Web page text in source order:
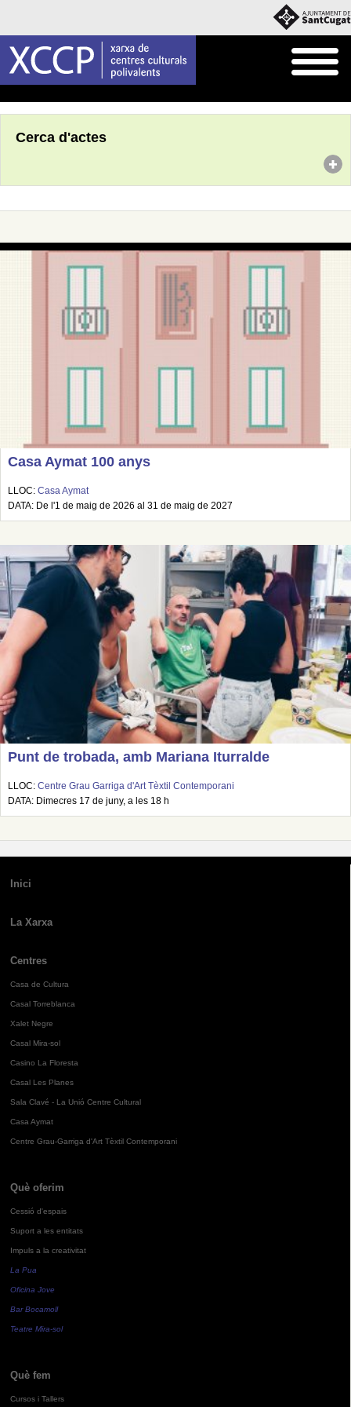
Cerca d'actes
Casa Aymat 100 anys
LLOC: Casa Aymat
DATA: De l'1 de maig de 2026 al 31 de maig de 2027
Punt de trobada, amb Mariana Iturralde
LLOC: Centre Grau Garriga d'Art Tèxtil Contemporani
DATA: Dimecres 17 de juny, a les 18 h
Inici
La Xarxa
Centres
Casa de Cultura
Casal Torreblanca
Xalet Negre
Casal Mira-sol
Casino La Floresta
Casal Les Planes
Sala Clavé - La Unió Centre Cultural
Casa Aymat
Centre Grau-Garriga d'Art Tèxtil Contemporani
Què oferim
Cessió d'espais
Suport a les entitats
Impuls a la creativitat
La Pua
Oficina Jove
Bar Bocamoll
Teatre Mira-sol
Què fem
Cursos i Tallers